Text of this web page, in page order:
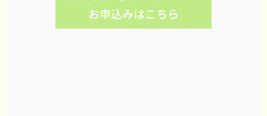
お申込みはこちら